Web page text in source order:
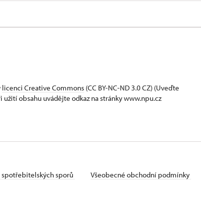
licenci Creative Commons (CC BY-NC-ND 3.0 CZ) (Uveďte
obsahu uvádějte odkaz na stránky www.npu.cz
spotřebitelských sporů Všeobecné obchodní podmínky